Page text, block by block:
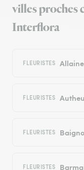
villes proches
Interflora
FLEURISTES
FLEURISTES
FLEURISTES
FLEURISTES